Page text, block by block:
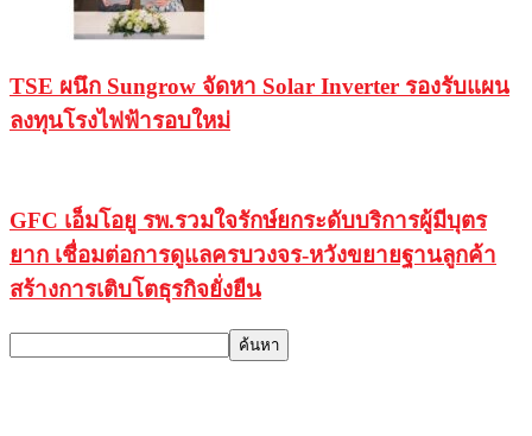
TSE ผนึก Sungrow จัดหา Solar Inverter รองรับแผน
ลงทุนโรงไฟฟ้ารอบใหม่
GFC เอ็มโอยู รพ.รวมใจรักษ์ยกระดับบริการผู้มีบุตร
ยาก เชื่อมต่อการดูแลครบวงจร-หวังขยายฐานลูกค้า
สร้างการเติบโตธุรกิจยั่งยืน